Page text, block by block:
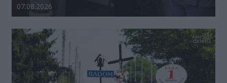
Data dodania galerii:
07.08.2026